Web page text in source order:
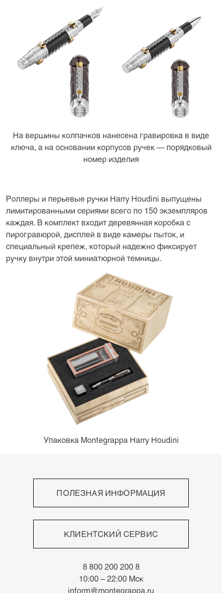
На вершины колпачков нанесена гравировка в виде
ключа, а на основании корпусов ручек — порядковый
номер изделия
Роллеры и перьевые ручки Harry Houdini выпущены
лимитированными сериями всего по 150 экземпляров
каждая. В комплект входит деревянная коробка с
пирогравюрой, дисплей в виде камеры пыток, и
специальный крепеж, который надежно фиксирует
ручку внутри этой миниатюрной темницы.
Упаковка Montegrappa Harry Houdini
ПОЛЕЗНАЯ ИНФОРМАЦИЯ
Высокое мастерство
Непревзойдённый письменный опыт
Архив
Новости
КЛИЕНТСКИЙ СЕРВИС
Доставка
Возврат
8 800 200 200 8
10:00 – 22:00 Мск
inform@montegrappa.ru